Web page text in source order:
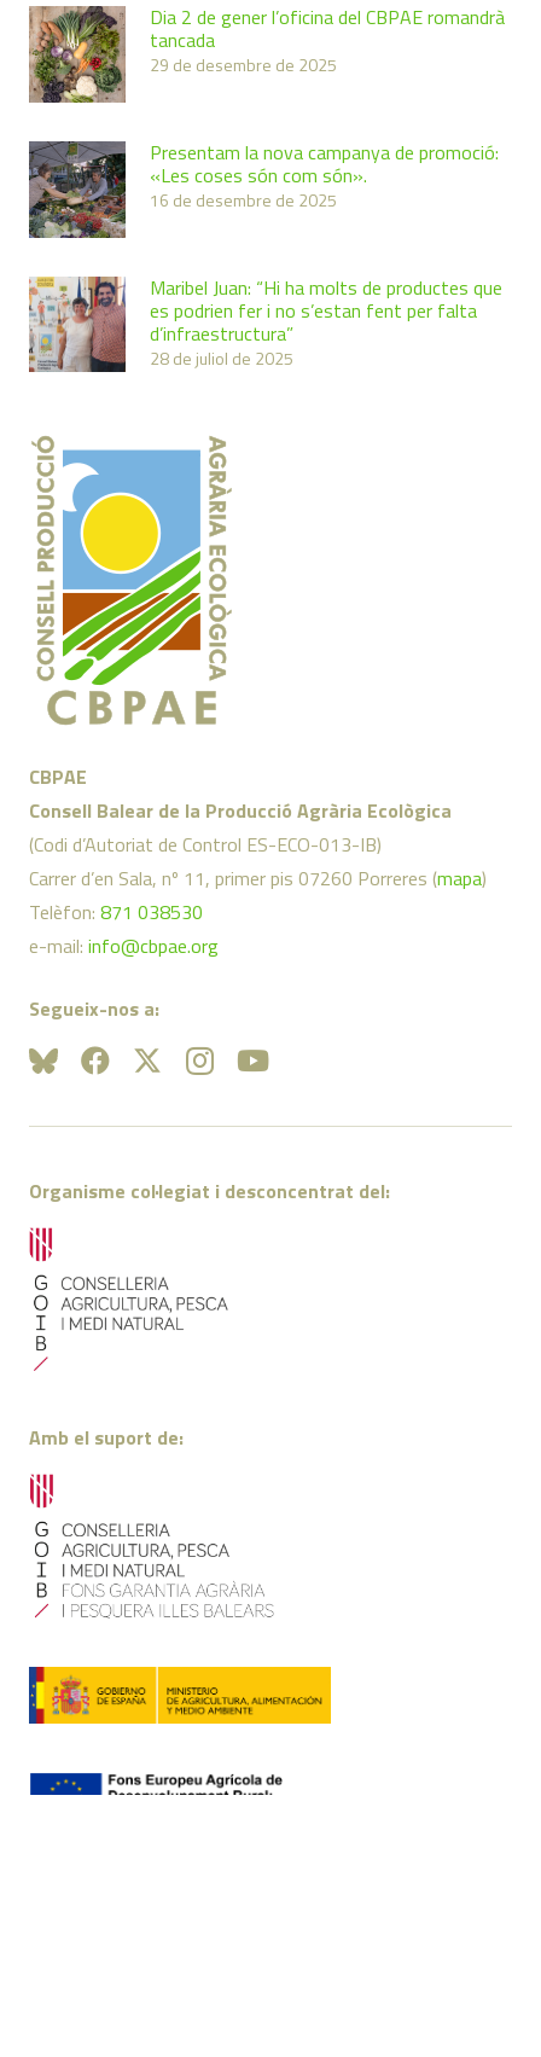
Dia 2 de gener l’oficina del CBPAE romandrà
tancada
29 de desembre de 2025
Presentam la nova campanya de promoció:
«Les coses són com són».
16 de desembre de 2025
Maribel Juan: “Hi ha molts de productes que
es podrien fer i no s’estan fent per falta
d’infraestructura”
28 de juliol de 2025
CBPAE
Consell Balear de la Producció Agrària Ecològica
(Codi d’Autoriat de Control ES-ECO-013-IB)
Carrer d’en Sala, nº 11, primer pis 07260 Porreres (mapa)
Telèfon: 871 038530
e-mail: info@cbpae.org
Segueix-nos a:
Organisme col·legiat i desconcentrat del:
Amb el suport de: